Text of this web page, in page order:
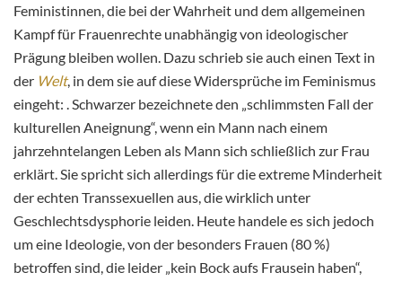
Feministinnen, die bei der Wahrheit und dem allgemeinen
Kampf für Frauenrechte unabhängig von ideologischer
Prägung bleiben wollen. Dazu schrieb sie auch einen Text in
der Welt, in dem sie auf diese Widersprüche im Feminismus
eingeht: . Schwarzer bezeichnete den „schlimmsten Fall der
kulturellen Aneignung“, wenn ein Mann nach einem
jahrzehntelangen Leben als Mann sich schließlich zur Frau
erklärt. Sie spricht sich allerdings für die extreme Minderheit
der echten Transsexuellen aus, die wirklich unter
Geschlechtsdysphorie leiden. Heute handele es sich jedoch
um eine Ideologie, von der besonders Frauen (80 %)
betroffen sind, die leider „kein Bock aufs Frausein haben“,